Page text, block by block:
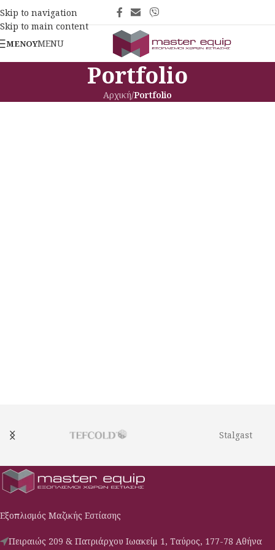
Skip to navigation
Skip to main content
ΜΕΝΟΎMENU
Portfolio
Αρχική/Portfolio
Stalgast
Εξοπλισμός Μαζικής Εστίασης
Πειραιώς 209 & Πατριάρχου Ιωακείμ 1, Ταύρος, 177-78 Αθήνα